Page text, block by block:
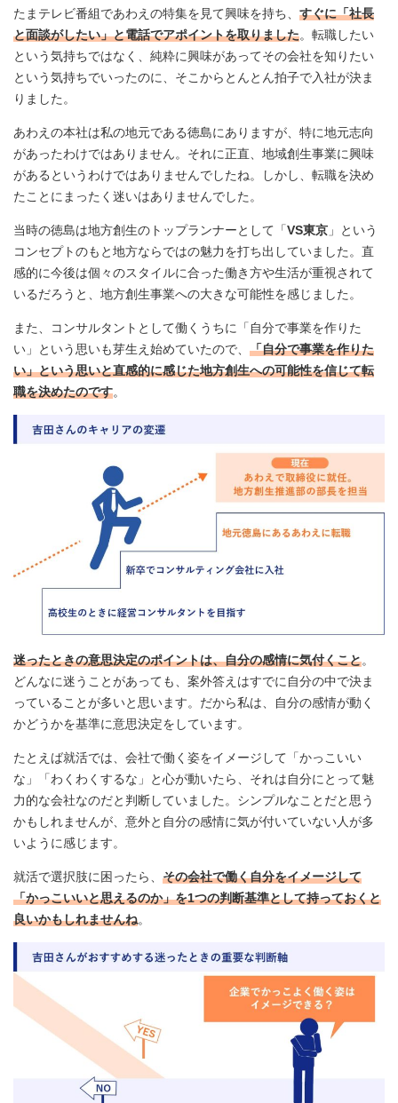
たまテレビ番組であわえの特集を見て興味を持ち、 すぐに「社長
と面談がしたい」と電話でアポイントを取りました。転職したい
という気持ちではなく、純粋に興味があってその会社を知りたい
という気持ちでいったのに、そこからとんとん拍子で入社が決ま
りました。
あわえの本社は私の地元である徳島にありますが、特に地元志向
があったわけではありません。それに正直、地域創生事業に興味
があるというわけではありませんでしたね。しかし、転職を決め
たことにまったく迷いはありませんでした。
当時の徳島は地方創生のトップランナーとして「VS東京 」という
コンセプトのもと地方ならではの魅力を打ち出していました。直
感的に今後は個々のスタイルに合った働き方や生活が重視されて
いるだろうと、地方創生事業への大きな可能性を感じました。
また、コンサルタントとして働くうちに「自分で事業を作りた
い」という思いも芽生え始めていたので、 「自分で事業を作りた
い」という思いと直感的に感じた地方創生への可能性を信じて転
職を決めたのです。
迷ったときの意思決定のポイントは、自分の感情に気付くこと。
どんなに迷うことがあっても、案外答えはすでに自分の中で決ま
っていることが多いと思います。だから私は、自分の感情が動く
かどうかを基準に意思決定をしています。
たとえば就活では、会社で働く姿をイメージして「かっこいい
な」「わくわくするな」と心が動いたら、それは自分にとって魅
力的な会社なのだと判断していました。シンプルなことだと思う
かもしれませんが、意外と自分の感情に気が付いていない人が多
いように感じます。
就活で選択肢に困ったら、 その会社で働く自分をイメージして
「かっこいいと思えるのか」を1つの判断基準として持っておくと
良いかもしれませんね。